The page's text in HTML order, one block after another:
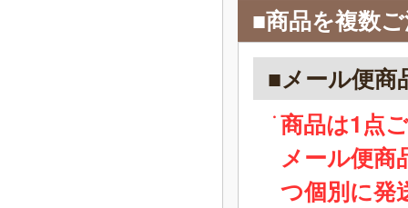
■商品を複数
■メール便商
商品は1点
メール便商
つ個別に発